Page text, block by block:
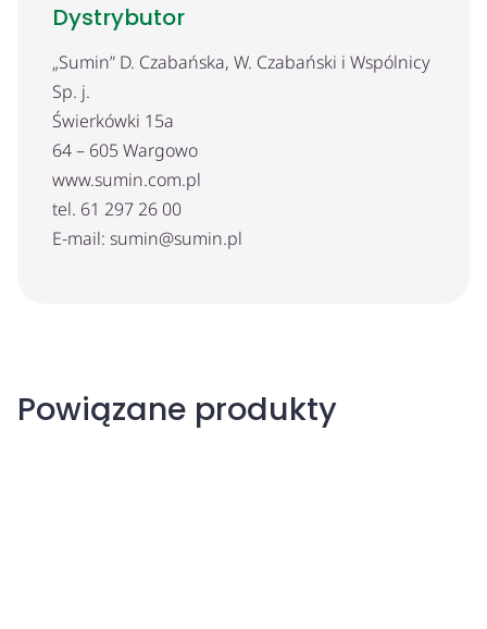
Dystrybutor
„Sumin” D. Czabańska, W. Czabański i Wspólnicy
Sp. j.
Świerkówki 15a
64 – 605 Wargowo
www.sumin.com.pl
tel. 61 297 26 00
E-mail: sumin@sumin.pl
Powiązane produkty